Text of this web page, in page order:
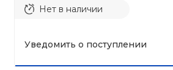
Нет в наличии
Уведомить о поступлении